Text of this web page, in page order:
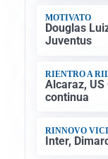
MOTIVATO
Douglas
Juventus
RIENTRO A
Alcaraz,
continua
RINNOVO
Inter,